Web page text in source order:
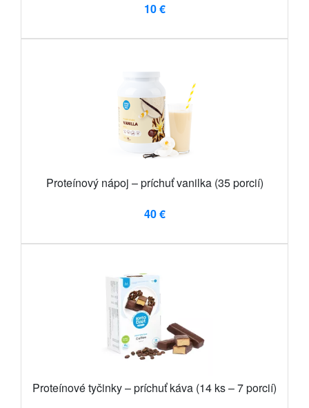
10 €
Proteínový nápoj – príchuť vanilka (35 porcií)
40 €
Proteínové tyčinky – príchuť káva (14 ks – 7 porcií)